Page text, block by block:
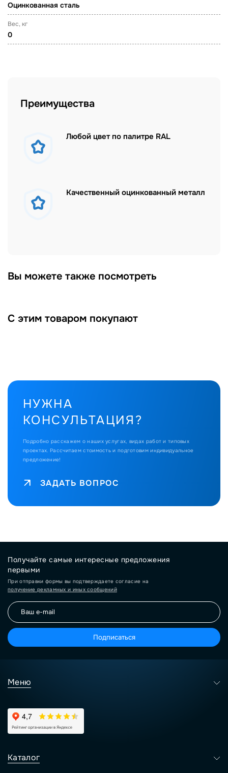
Оцинкованная сталь
Вес, кг
0
Преимущества
Любой цвет по палитре RAL
Качественный оцинкованный металл
Вы можете также посмотреть
С этим товаром покупают
НУЖНА
КОНСУЛЬТАЦИЯ?
Подробно расскажем о наших услугах, видах работ и типовых
проектах. Рассчитаем стоимость и подготовим индивидуальное
предложение!
ЗАДАТЬ ВОПРОС
Получайте самые интересные предложения
первыми
При отправки формы вы подтверждаете согласие на
получение рекламных и иных сообщений
Подписаться
Меню
Каталог